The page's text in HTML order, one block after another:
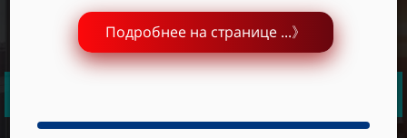
строительства и производства
с 2003 года
Подробнее на странице ...》